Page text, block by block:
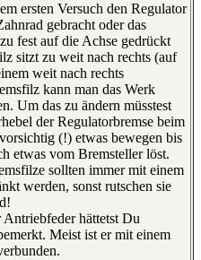
ersten Versuch den Regulator
gebracht oder das
fest auf die Achse gedrückt
sitzt zu weit nach rechts (auf
weit nach rechts
kann man das Werk
Um das zu ändern müsstest
der Regulatorbremse beim
(!) etwas bewegen bis
etwas vom Bremsteller löst.
sollten immer mit einem
werden, sonst rutschen sie
hättetst Du
Meist ist er mit einem